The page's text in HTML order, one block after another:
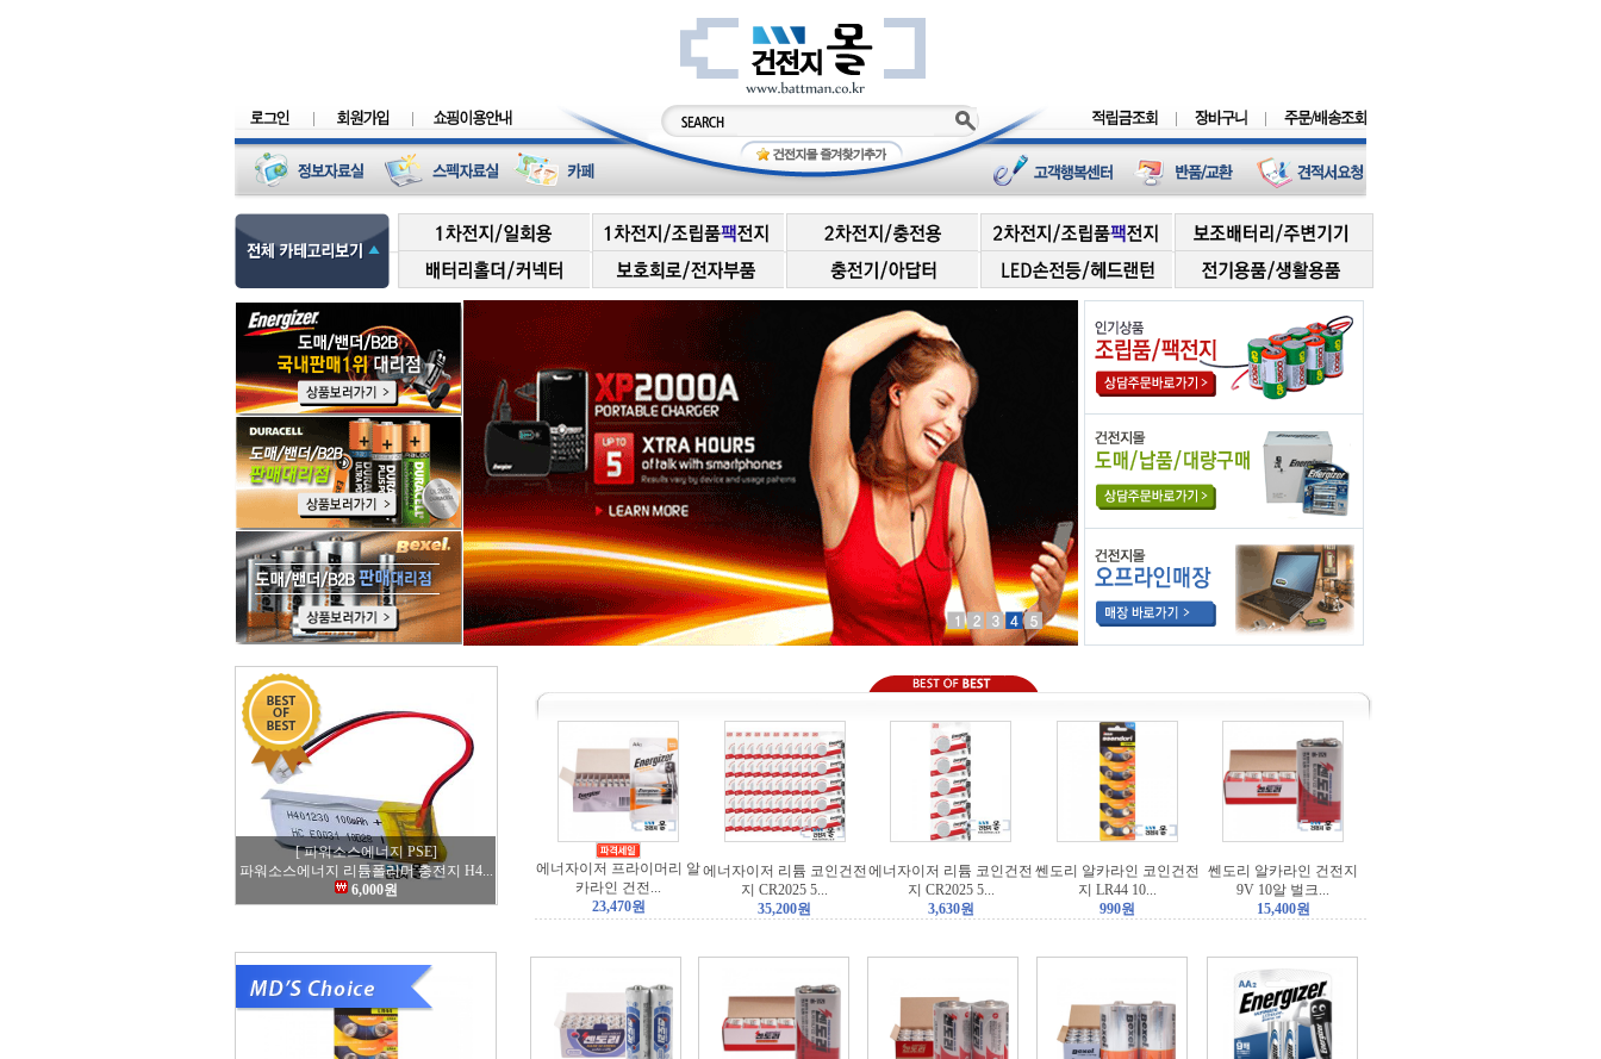
[ 파워소스에너지 PSE]
파워소스에너지 리튬폴리머 충전지 H4...
6,000원
에너자이저 프라이머리 알
카라인 건전...
23,470원
에너자이저 리튬 코인건전
지 CR2025 5...
35,200원
에너자이저 리튬 코인건전
지 CR2025 5...
3,630원
쎈도리 알카라인 코인건전
지 LR44 10...
990원
쎈도리 알카라인 건전지
9V 10알 벌크...
15,400원